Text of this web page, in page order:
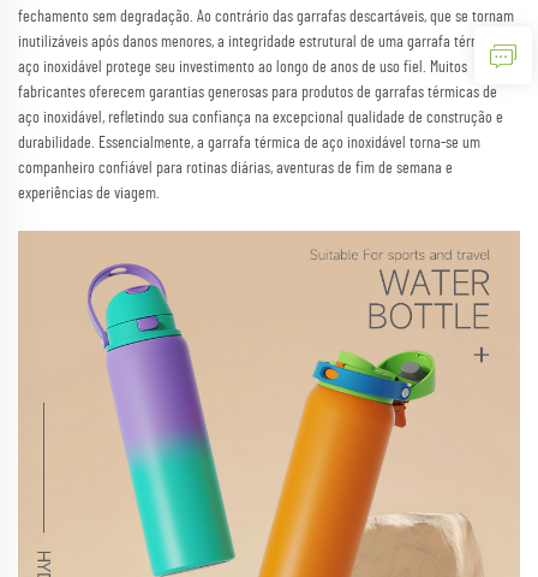
fechamento sem degradação. Ao contrário das garrafas descartáveis, que se tornam
inutilizáveis após danos menores, a integridade estrutural de uma garrafa térmica de
aço inoxidável protege seu investimento ao longo de anos de uso fiel. Muitos
fabricantes oferecem garantias generosas para produtos de garrafas térmicas de
aço inoxidável, refletindo sua confiança na excepcional qualidade de construção e
durabilidade. Essencialmente, a garrafa térmica de aço inoxidável torna-se um
companheiro confiável para rotinas diárias, aventuras de fim de semana e
experiências de viagem.